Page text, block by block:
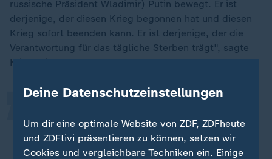
russische Präsident Wladimir) Putin bewegt. Er ist
derjenige, der diesen Krieg begonnen hat und diesen
Krieg sofort beenden kann. Er ist derjenige, der die
Verantwortung für das tägliche Sterben trägt", sagte
Klingbeil.
weiterhin große Zweifel daran, ob
Putin Frieden will.
„
Deine Datenschutzeinstellungen
Um dir eine optimale Website von ZDF, ZDFheute
und ZDFtivi präsentieren zu können, setzen wir
Cookies und vergleichbare Techniken ein. Einige